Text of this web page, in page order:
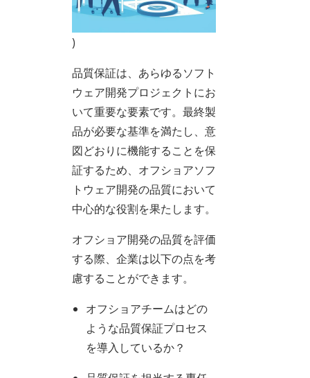
)
品質保証は、あらゆるソフト
ウェア開発プロジェクトにお
いて重要な要素です。最終製
品が必要な基準を満たし、意
図どおりに機能することを保
証するため、オフショアソフ
トウェア開発の品質において
中心的な役割を果たします。
オフショア開発の品質を評価
する際、企業は以下の点を考
慮することができます。
オフショアチームはどの
ような品質保証プロセス
を導入しているか？